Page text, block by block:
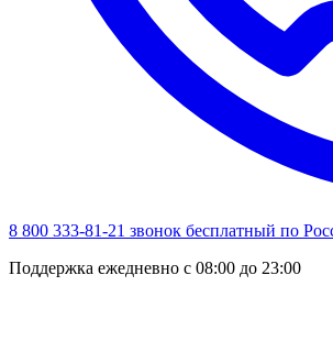
8 800 333-81-21 звонок бесплатный по
Поддержка ежедневно с 08:00 до 23:00